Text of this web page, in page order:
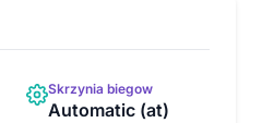
Skrzynia biegow
Automatic (at)